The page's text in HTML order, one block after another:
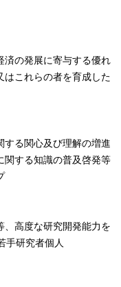
の発展に寄与する優れ
はこれらの者を育成した
る関心及び理解の増進
関する知識の普及啓発等
、高度な研究開発能力を
手研究者個人